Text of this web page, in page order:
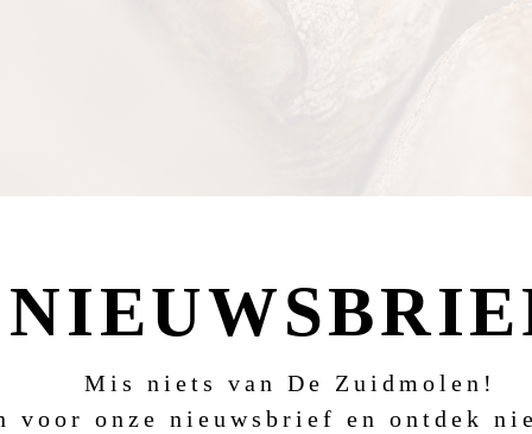
Mis niets van De Zuidmolen!
onze nieuwsbrief en ontdek